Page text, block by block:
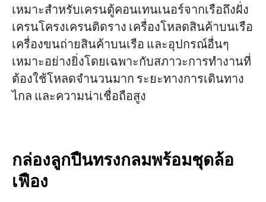
เหมาะสำหรับเครนตู้คอนเทนเนอร์จากเรือถึงฝั่ง
เครนโครงเครนติดราง เครื่องโหลดสินค้าบนเรือ
เครื่องขนถ่ายสินค้าบนเรือ และอุปกรณ์อื่นๆ
เหมาะอย่างยิ่งโดยเฉพาะกับสภาวะการทำงานที่
ต้องใช้โหลดจำนวนมาก ระยะทางการเดินทาง
ไกล และความน่าเชื่อถือสูง
กล่องลูกปืนทรงกลมพร้อมชุดล้อ
เฟือง